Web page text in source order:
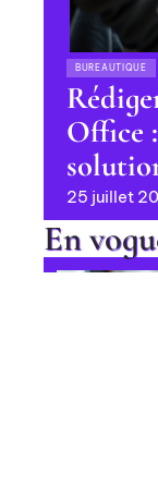
BUREAUTIQUE
Office
25 juillet
En